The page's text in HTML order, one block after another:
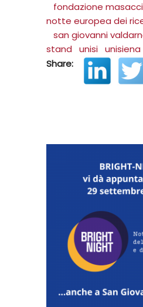
fondazione
notte europea dei
san giovanni
stand
unisi unisiena
Share: